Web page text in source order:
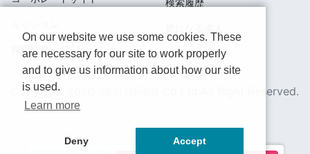
採用情報
検索履歴
応募済み
Copyright 2020 SportsField Co Ltd.All Right Reserved.
On our website we use some cookies. These
are necessary for our site to work properly
and to give us information about how our site
is used.
Learn more
Deny Accept